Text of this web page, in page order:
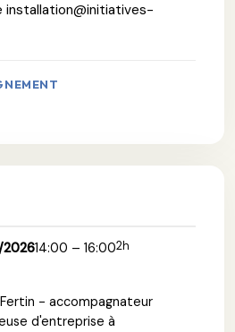
installation@initiatives-
202614:00 – 16:002h
- accompagnateur
d'entreprise à